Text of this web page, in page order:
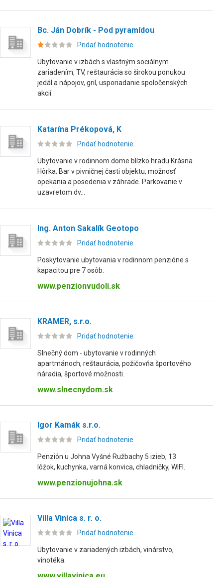
Bc. Ján Dobrík - Pod pyramídou
Pridať hodnotenie
Ubytovanie v izbách s vlastným sociálnym
zariadením, TV, reštaurácia so širokou ponukou
jedál a nápojov, gril, usporiadanie spoločenských
akcií.
Katarína Prékopová, K
Pridať hodnotenie
Ubytovanie v rodinnom dome blízko hradu Krásna
Hôrka. Bar v pivničnej časti objektu, možnosť
opekania a posedenia v záhrade. Parkovanie v
uzavretom dv...
Ing. Anton Sakalík Geotopo
Pridať hodnotenie
Poskytovanie ubytovania v rodinnom penzióne s
kapacitou pre 7 osôb.
www.penzionvudoli.sk
KRAMER, s.r.o.
Pridať hodnotenie
Slnečný dom - ubytovanie v rodinných
apartmánoch, reštaurácia, požičovňa športového
náradia, športové možnosti.
www.slnecnydom.sk
Igor Kamák s.r.o.
Pridať hodnotenie
Penzión u Johna Vyšné Ružbachy 5 izieb, 13
lôžok, kuchynka, varná konvica, chladničky, WIFI.
www.penzionujohna.sk
Villa Vinica s. r. o.
Pridať hodnotenie
Ubytovanie v zariadených izbách, vinárstvo,
vinotéka.